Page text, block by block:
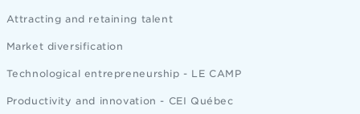
Attracting and retaining talent
Market diversification
Technological entrepreneurship - LE CAMP
Productivity and innovation - CEI Québec